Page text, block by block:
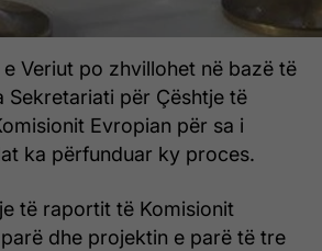
Veriut po zhvillohet në bazë të
Sekretariati për Çështje të
Evropian për sa i
ka përfunduar ky proces.
të raportit të Komisionit
dhe projektin e parë të tre